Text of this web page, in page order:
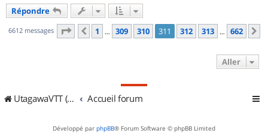
Répondre
6612 messages Page 311 sur662
Précédent
1 … 309 310 311 312 313 … 662
Aller
UtagawaVTT (Randos VTT et VTTAE avec traces GPS) Accueil forum
Développé par phpBB® Forum Software © phpBB Limited